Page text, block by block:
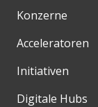
Konzerne
Acceleratoren
Initiativen
Digitale Hubs